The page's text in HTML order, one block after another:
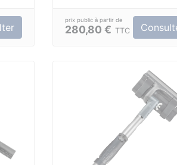
Plus de confort, plus
productivité.
280,80 € TTC